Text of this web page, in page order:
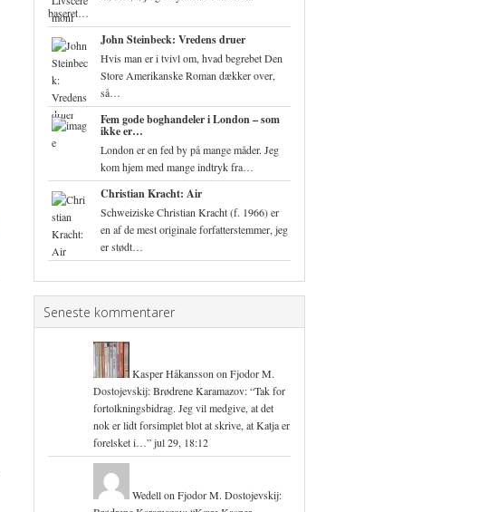
baseret…
John Steinbeck: Vredens druer
Hvis man er i tvivl om, hvad begrebet Den
Store Amerikanske Roman dækker over,
så…
Fem gode boghandeler i London – som
ikke er…
London er en fed by på mange måder. Jeg
kom hjem med mange indtryk fra…
Christian Kracht: Air
Schweiziske Christian Kracht (f. 1966) er
en af de mest originale forfatterstemmer, jeg
er stødt…
Seneste kommentarer
Kasper Håkansson on Fjodor M.
Dostojevskij: Brødrene Karamazov: “Tak for
fortolkningsbidrag. Jeg vil medgive, at det
nok er lidt forsimplet blot at skrive, at Katja er
forelsket i…”jul 29, 18:12
Wedellon Fjodor M. Dostojevskij: